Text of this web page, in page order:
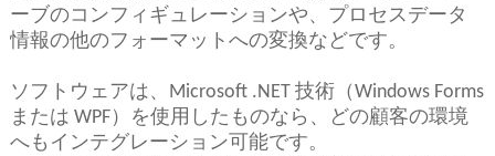
ーブのコンフィギュレーションや、プロセスデータ
情報の他のフォーマットへの変換などです。
ソフトウェアは、Microsoft .NET 技術（Windows Forms
または WPF）を使用したものなら、どの顧客の環境
へもインテグレーション可能です。